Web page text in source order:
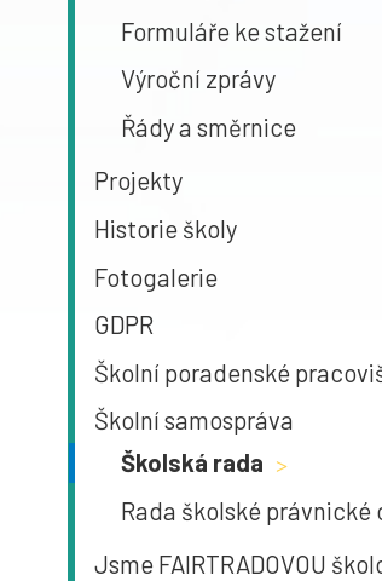
Formuláře ke stažení
Výroční zprávy
Řády a směrnice
Projekty
Historie školy
Fotogalerie
GDPR
Školní poradenské
Školní samospráva
Školská rada
>
Rada školské právnické
Jsme FAIRTRADOVOU